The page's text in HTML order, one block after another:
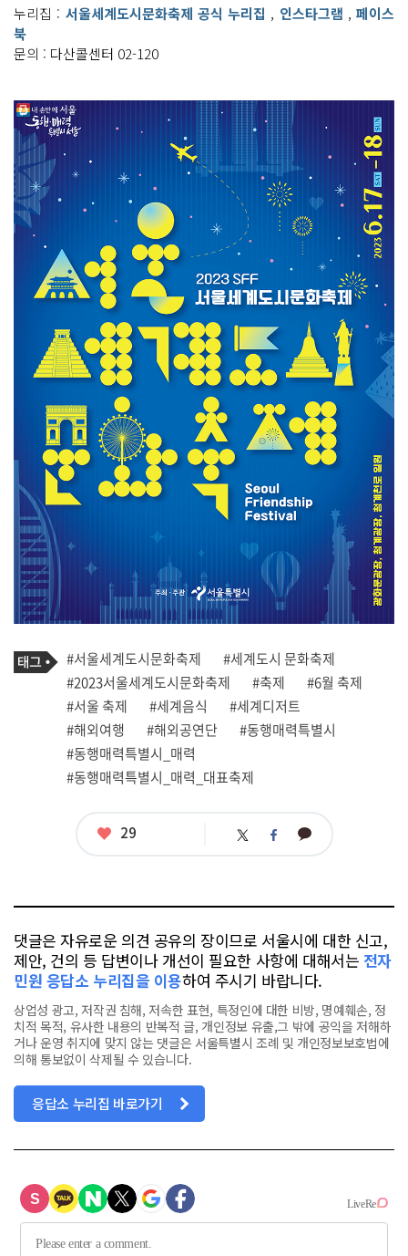
누리집 : 서울세계도시문화축제 공식 누리집 , 인스타그램 , 페이스
북
문의 : 다산콜센터 02-120
기
사
관
련
태
그
태
그
#서울세계도시문화축제
#세계도시 문화축제
#2023서울세계도시문화축제
#축제
#6월 축제
#서울 축제
#세계음식
#세계디저트
#해외여행
#해외공연단
#동행매력특별시
#동행매력특별시_매력
#동행매력특별시_매력_대표축제
좋
29 트 페 카
댓글은 자유로운 의견 공유의 장이므로 서울시에 대한 신고,
제안, 건의 등 답변이나 개선이 필요한 사항에 대해서는 전자
민원 응답소 누리집을 이용하여 주시기 바랍니다.
상업성 광고, 저작권 침해, 저속한 표현, 특정인에 대한 비방, 명예훼손, 정
치적 목적, 유사한 내용의 반복적 글, 개인정보 유출,그 밖에 공익을 저해하
거나 운영 취지에 맞지 않는 댓글은 서울특별시 조례 및 개인정보보호법에
의해 통보없이 삭제될 수 있습니다.
응답소 누리집 바로가기